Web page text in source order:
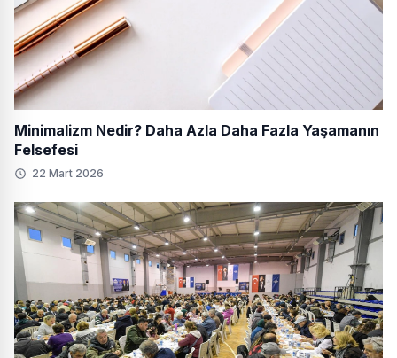
Minimalizm Nedir? Daha Azla Daha Fazla Yaşamanın
Felsefesi
22 Mart 2026